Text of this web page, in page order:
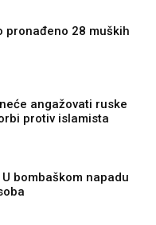
pronađeno 28 muških
angažovati ruske
protiv islamista
bombaškom napadu